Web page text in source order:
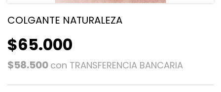
COLGANTE NATURALEZA
$65.000
$58.500 con TRANSFERENCIA BANCARIA